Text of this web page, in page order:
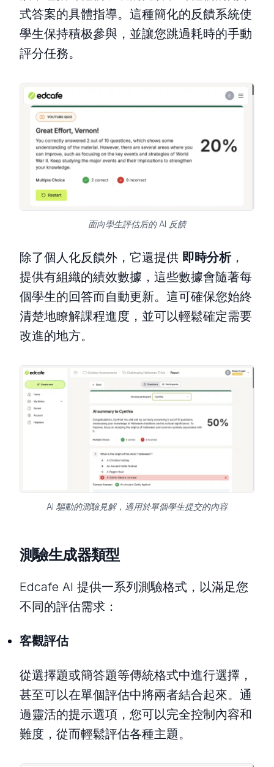
式答案的具體指導。這種簡化的反饋系統使
學生保持積极參與，並讓您跳過耗時的手動
評分任務。
面向學生評估后的 AI 反饋
除了個人化反饋外，它還提供 即時分析，
提供有組織的績效數據，這些數據會隨著每
個學生的回答而自動更新。這可確保您始終
清楚地瞭解課程進度，並可以輕鬆確定需要
改進的地方。
AI 驅動的測驗見解，適用於單個學生提交的內容
測驗生成器類型
Edcafe AI 提供一系列測驗格式，以滿足您
不同的評估需求：
客觀評估
從選擇題或簡答題等傳統格式中進行選擇，
甚至可以在單個評估中將兩者結合起來。通
過靈活的提示選項，您可以完全控制內容和
難度，從而輕鬆評估各種主題。